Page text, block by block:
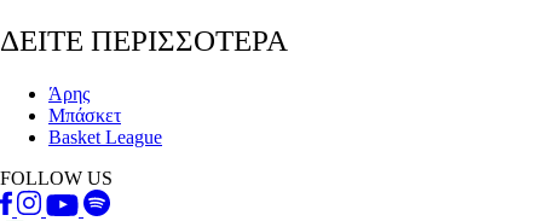
ΔΕΙΤΕ ΠΕΡΙΣΣΟΤΕΡΑ
Άρης
Μπάσκετ
Basket League
FOLLOW US